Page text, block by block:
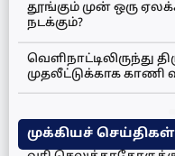
தூங்கும் முன் ஒரு
நடக்கும்?
வெளிநாட்டிலிருந்து
முதலீட்டுக்காக காணி
முக்கியச் செய்திகள்